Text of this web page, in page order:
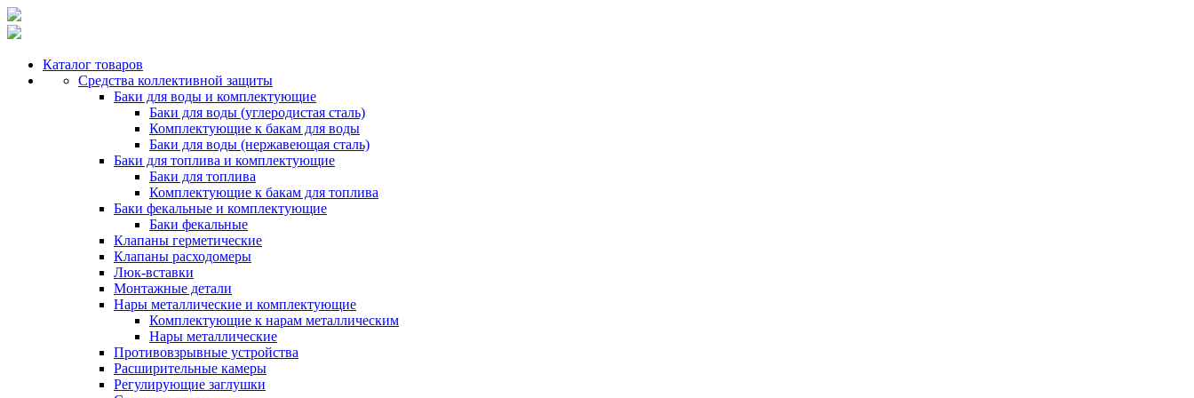
Каталог товаров
Средства коллективной защиты
Баки для воды и комплектующие
Баки для воды (углеродистая сталь)
Комплектующие к бакам для воды
Баки для воды (нержавеющая сталь)
Баки для топлива и комплектующие
Баки для топлива
Комплектующие к бакам для топлива
Баки фекальные и комплектующие
Баки фекальные
Клапаны герметические
Клапаны расходомеры
Люк-вставки
Монтажные детали
Нары металлические и комплектующие
Комплектующие к нарам металлическим
Нары металлические
Противовзрывные устройства
Расширительные камеры
Регулирующие заглушки